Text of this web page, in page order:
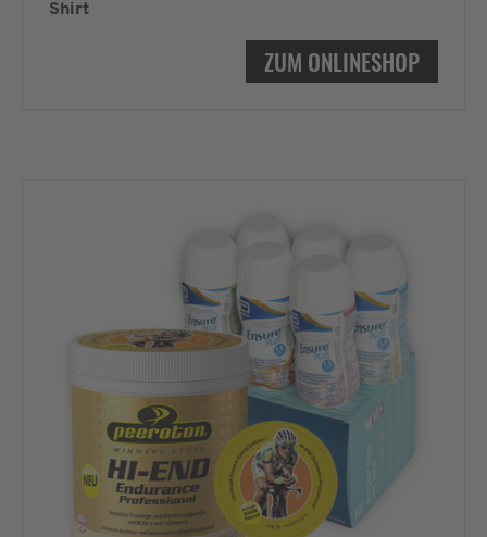
Shirt
ZUM ONLINESHOP